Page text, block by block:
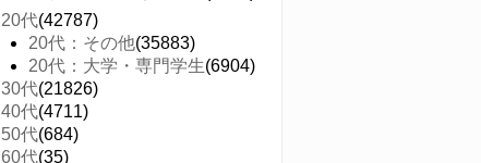
20代(42787)
20代：その他(35883)
20代：大学・専門学生(6904)
30代(21826)
40代(4711)
50代(684)
60代(35)